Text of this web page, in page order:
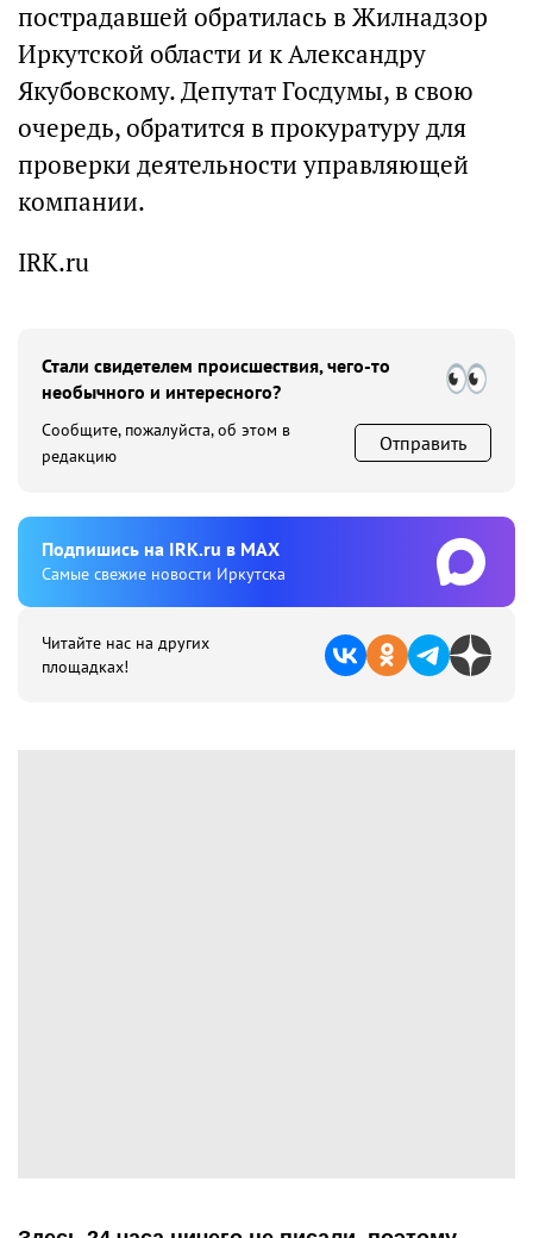
пострадавшей обратилась в Жилнадзор
Иркутской области и к Александру
Якубовскому. Депутат Госдумы, в свою
очередь, обратится в прокуратуру для
проверки деятельности управляющей
компании.
IRK.ru
Стали свидетелем происшествия, чего-то
необычного и интересного?
Сообщите, пожалуйста, об этом в
редакцию
Отправить
Подпишиcь на IRK.ru в MAX
Cамые свежие новости Иркутска
Читайте нас на других
площадках!